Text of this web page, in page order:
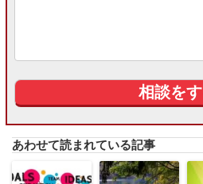
あわせて読まれている記事